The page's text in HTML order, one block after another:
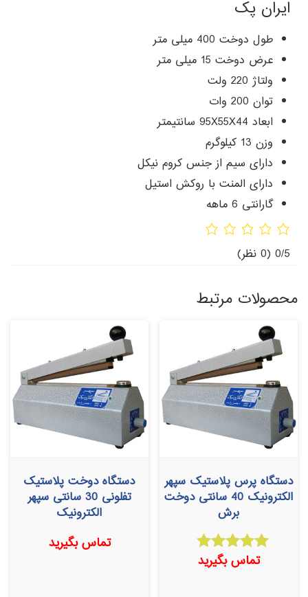
ایران پک
طول دوخت 400 میلی متر
عرض دوخت 15 میلی متر
ولتاژ 220 ولت
توان 200 وات
ابعاد 95X55X44 سانتیمتر
وزن 13 کیلوگرم
دارای سیم از جنس کروم نیکل
دارای المنت با روکش استیل
گارانتی 6 ماهه
0/5 (0 نظر)
محصولات مرتبط
دستگاه پرس پلاستیک سپهر
الکترونیک 40 سانتی دوخت
برش
امتیاز
5.00
تماس بگیرید
دستگاه دوخت پلاستیک
تفلونی 30 سانتی سپهر
الکترونیک
تماس بگیرید